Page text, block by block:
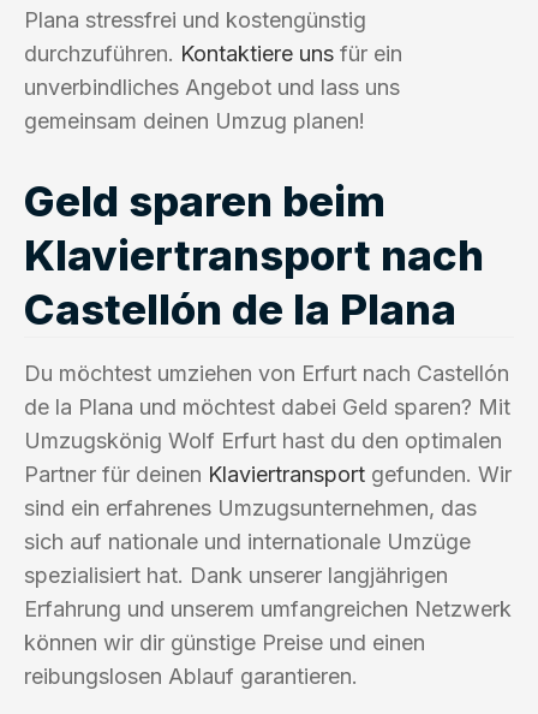
Plana stressfrei und kostengünstig
durchzuführen. Kontaktiere uns für ein
unverbindliches Angebot und lass uns
gemeinsam deinen Umzug planen!
Geld sparen beim
Klaviertransport nach
Castellón de la Plana
Du möchtest umziehen von Erfurt nach Castellón
de la Plana und möchtest dabei Geld sparen? Mit
Umzugskönig Wolf Erfurt hast du den optimalen
Partner für deinen Klaviertransport gefunden. Wir
sind ein erfahrenes Umzugsunternehmen, das
sich auf nationale und internationale Umzüge
spezialisiert hat. Dank unserer langjährigen
Erfahrung und unserem umfangreichen Netzwerk
können wir dir günstige Preise und einen
reibungslosen Ablauf garantieren.